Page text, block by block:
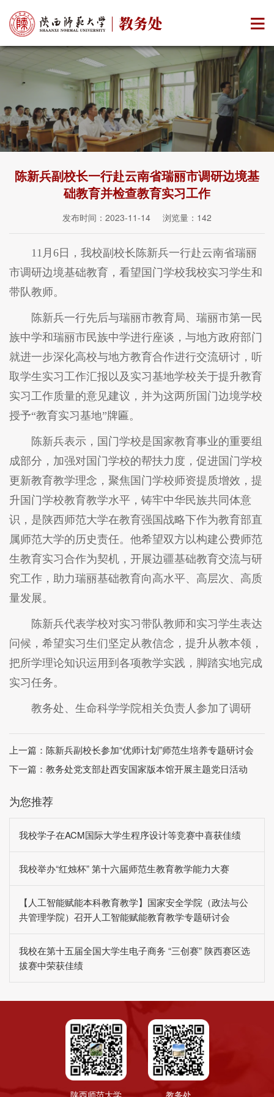
陈新兵副校长一行赴云南省瑞丽市调研边境基
础教育并检查教育实习工作
发布时间：2023-11-14 浏览量： 142
11月6日，我校副校长陈新兵一行赴云南省瑞丽
市调研边境基础教育，看望国门学校我校实习学生和
带队教师。
陈新兵一行先后与瑞丽市教育局、瑞丽市第一民
族中学和瑞丽市民族中学进行座谈，与地方政府部门
就进一步深化高校与地方教育合作进行交流研讨，听
取学生实习工作汇报以及实习基地学校关于提升教育
实习工作质量的意见建议，并为这两所国门边境学校
授予“教育实习基地”牌匾。
陈新兵表示，国门学校是国家教育事业的重要组
成部分，加强对国门学校的帮扶力度，促进国门学校
更新教育教学理念，聚焦国门学校师资提质增效，提
升国门学校教育教学水平，铸牢中华民族共同体意
识，是陕西师范大学在教育强国战略下作为教育部直
属师范大学的历史责任。他希望双方以构建公费师范
生教育实习合作为契机，开展边疆基础教育交流与研
究工作，助力瑞丽基础教育向高水平、高层次、高质
量发展。
陈新兵代表学校对实习带队教师和实习学生表达
问候，希望实习生们坚定从教信念，提升从教本领，
把所学理论知识运用到各项教学实践，脚踏实地完成
实习任务。
教务处、生命科学学院相关负责人参加了调研
上一篇： 陈新兵副校长参加“优师计划”师范生培养专题研讨会
下一篇： 教务处党支部赴西安国家版本馆开展主题党日活动
为您推荐
我校学子在ACM国际大学生程序设计等竞赛中喜获佳绩
我校举办“红烛杯” 第十六届师范生教育教学能力大赛
【人工智能赋能本科教育教学】国家安全学院（政法与公
共管理学院）召开人工智能赋能教育教学专题研讨会
我校在第十五届全国大学生电子商务 “三创赛” 陕西赛区选
拔赛中荣获佳绩
陕西师范大学 教务处